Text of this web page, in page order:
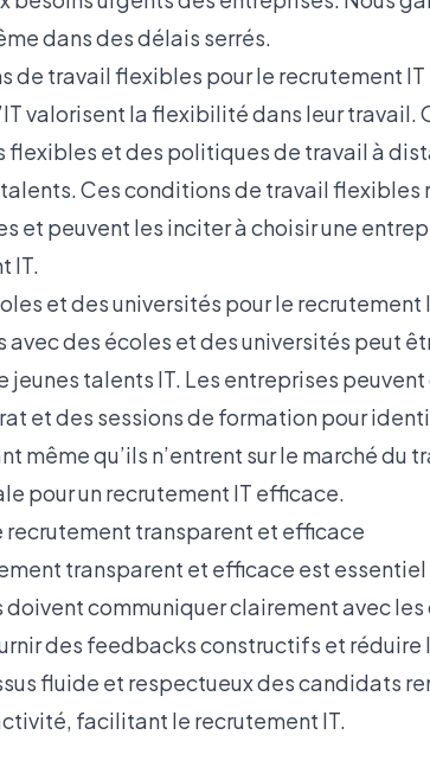
dans des délais serrés.
de travail flexibles pour le recrutement IT
valorisent la flexibilité dans leur travail.
flexibles et des politiques de travail à
Ces conditions de travail flexibles
et peuvent les inciter à choisir une
IT.
et des universités pour le recrutement
des écoles et des universités peut
talents IT. Les entreprises
et des sessions de formation pour
même qu’ils n’entrent sur le marché du
pour un recrutement IT efficace.
recrutement transparent et efficace
transparent et efficace est
communiquer clairement avec
des feedbacks constructifs et réduire
fluide et respectueux des candidats
facilitant le recrutement IT.